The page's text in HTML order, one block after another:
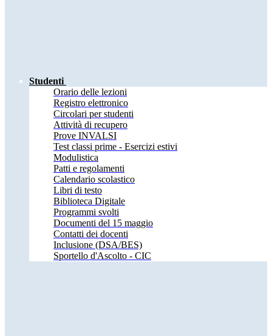
Studenti
Orario delle lezioni
Registro elettronico
Circolari per studenti
Attività di recupero
Prove INVALSI
Test classi prime - Esercizi estivi
Modulistica
Patti e regolamenti
Calendario scolastico
Libri di testo
Biblioteca Digitale
Programmi svolti
Documenti del 15 maggio
Contatti dei docenti
Inclusione (DSA/BES)
Sportello d'Ascolto - CIC